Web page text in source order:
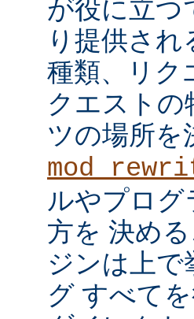
が役に立つ
り提供さ
種類、リク
クエストの
ツの場所を
ルやプロ
方を 決め
ジンは上
グ すべて